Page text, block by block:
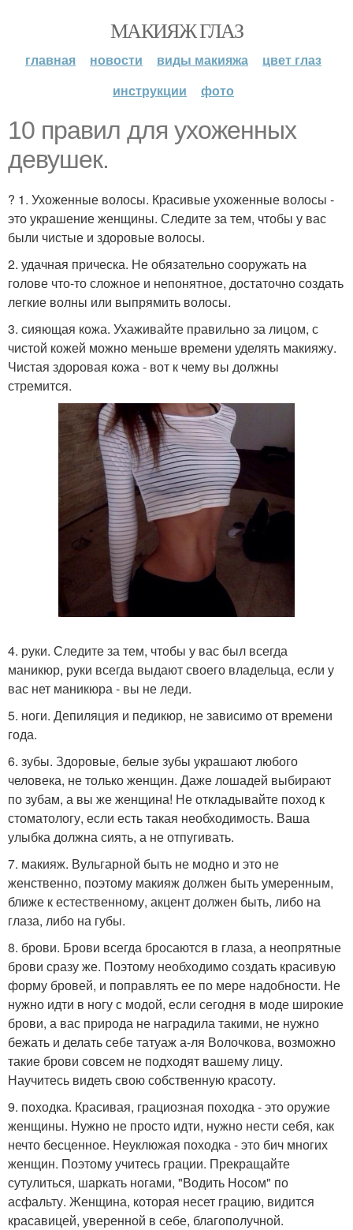
МАКИЯЖ ГЛАЗ
главная новости виды макияжа
цвет глаз
инструкции
фото
10 правил для ухоженных
девушек.
? 1. Ухоженные волосы. Красивые ухоженные волосы -
это украшение женщины. Следите за тем, чтобы у вас
были чистые и здоровые волосы.
2. удачная прическа. Не обязательно сооружать на
голове что-то сложное и непонятное, достаточно создать
легкие волны или выпрямить волосы.
3. сияющая кожа. Ухаживайте правильно за лицом, с
чистой кожей можно меньше времени уделять макияжу.
Чистая здоровая кожа - вот к чему вы должны
стремится.
4. руки. Следите за тем, чтобы у вас был всегда
маникюр, руки всегда выдают своего владельца, если у
вас нет маникюра - вы не леди.
5. ноги. Депиляция и педикюр, не зависимо от времени
года.
6. зубы. Здоровые, белые зубы украшают любого
человека, не только женщин. Даже лошадей выбирают
по зубам, а вы же женщина! Не откладывайте поход к
стоматологу, если есть такая необходимость. Ваша
улыбка должна сиять, а не отпугивать.
7. макияж. Вульгарной быть не модно и это не
женственно, поэтому макияж должен быть умеренным,
ближе к естественному, акцент должен быть, либо на
глаза, либо на губы.
8. брови. Брови всегда бросаются в глаза, а неопрятные
брови сразу же. Поэтому необходимо создать красивую
форму бровей, и поправлять ее по мере надобности. Не
нужно идти в ногу с модой, если сегодня в моде широкие
брови, а вас природа не наградила такими, не нужно
бежать и делать себе татуаж а-ля Волочкова, возможно
такие брови совсем не подходят вашему лицу.
Научитесь видеть свою собственную красоту.
9. походка. Красивая, грациозная походка - это оружие
женщины. Нужно не просто идти, нужно нести себя, как
нечто бесценное. Неуклюжая походка - это бич многих
женщин. Поэтому учитесь грации. Прекращайте
сутулиться, шаркать ногами, "Водить Носом" по
асфальту. Женщина, которая несет грацию, видится
красавицей, уверенной в себе, благополучной.